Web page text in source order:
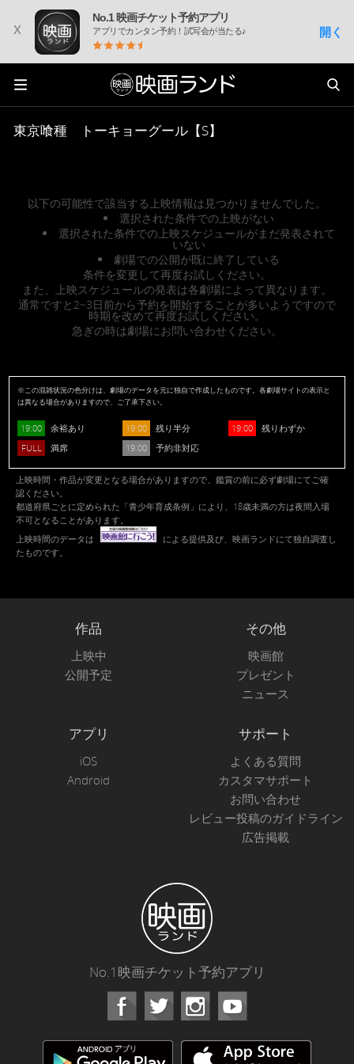
x
No.1 映画チケット予約アプリ
アプリでカンタン予約！試写会が当たる♪ 開く
東京喰種 トーキョーグール【S】
以下の可能性で該当する上映情報は見つかりませんでした。
選択された条件での上映がない
選択された条件での上映スケジュールがまだ発表されて
いない
劇場での公開が既に終了している
条件を変更して再度お試しください。
また、上映スケジュールの発表は各劇場によって異なります。
通常ですと2~3日前から予約を開始することが多いようですので
時期を改めて再度お試しください。
急ぎの時は劇場にお問い合わせください。
※この混雑状況の色分けは、劇場のデータを元に独自で作成したものです。各劇場サイトの表示と
は異なる場合がありますので、ご了承下さい。
19:00 余裕あり 19:00 残り半分 19:00
残りわずか
FULL
満席 19:00 予約非対応
上映時間・作品が変更となる場合がありますので、鑑賞の前に必ず劇場にてご確
認ください。
都道府県ごとに定められた「青少年育成条例」により、18歳未満の方は夜間入場
不可となることがあります。
上映時間のデータは
による提供及び、映画ランドにて独自調査し
たものです。
作品
上映中
公開予定
その他
映画館
プレゼント
ニュース
アプリ
iOS
Android
サポート
よくある質問
カスタマサポート
お問い合わせ
レビュー投稿のガイドライン
広告掲載
No.1映画チケット予約アプリ
Facebook Instagram